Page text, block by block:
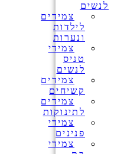
לנשים
צמידים
לילדות
ונערות
צמידי
טניס
לנשים
צמידים
קשיחים
צמידים
לתינוקות
צמידי
פנינים
צמידי